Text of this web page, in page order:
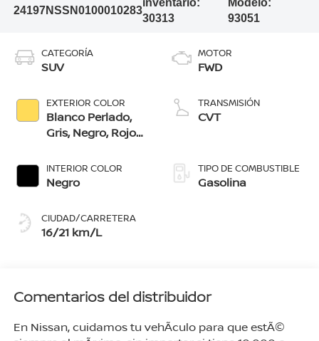
24197NSSN0100010283
inventario:
30313
Modelo:
93051
CATEGORÍA
SUV
EXTERIOR COLOR
Blanco Perlado,
Gris, Negro, Rojo
Acero, Café
Pecano,
Azul Acero/Negro,
Gris
Metálico/Negro,
INTERIOR COLOR
Negro
CIUDAD/CARRETERA
16/21 km/L
MOTOR
FWD
TRANSMISIÓN
CVT
TIPO DE COMBUSTIBLE
Gasolina
Comentarios del distribuidor
En Nissan, cuidamos tu vehÃ­culo para que estÃ©